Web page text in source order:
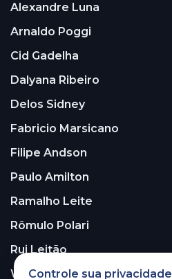
Alexandre Luna
Arnaldo Poggi
Cid Gadelha
Dalyana Ribeiro
Delos Sidney
Fabricio Marsicano
Filipe Andson
Paulo Amilton
Ramalho Leite
Rômulo Polari
Rui Leitão
Walter Santos
Controle sua privacidade